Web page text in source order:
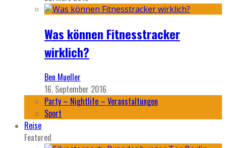
Was können Fitnesstracker
wirklich?
Ben Mueller
16. September 2016
Party – Nightlife – Veranstaltungen
Sport
Reise
Featured